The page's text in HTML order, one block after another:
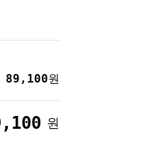
89,100원
원